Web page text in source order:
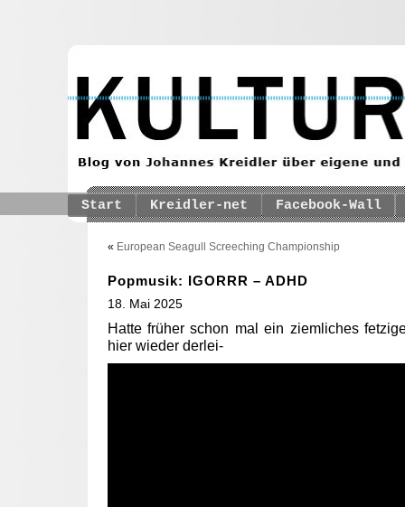
Start Kreidler-net Facebook-Wall
« European Seagull Screeching Championship
Popmusik: IGORRR – ADHD
18. Mai 2025
Hatte früher schon mal ein ziemliches
hier wieder derlei-